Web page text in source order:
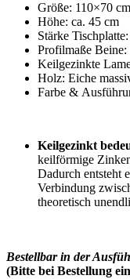
Größe: 110×70 cm
Höhe: ca. 45 cm
Stärke
Profilmaße Beine:
Keilgezinkte
Holz: Eiche
Farbe &
Keilgezinkt
keilförmige
Dadurch entsteht
Verbindung
theoretisch
Bestellbar in der
(Bitte bei Bestellung